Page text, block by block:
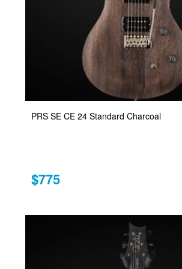
PRS SE CE 24 Standard Charcoal
$775